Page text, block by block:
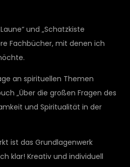
und „Schatzkiste
Fachbücher, mit denen ich
an spirituellen Themen
„Über die großen Fragen des
und Spiritualität in der
ist das Grundlagenwerk
klar! Kreativ und individuell